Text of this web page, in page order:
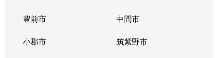
豊前市 中間市
小郡市 筑紫野市